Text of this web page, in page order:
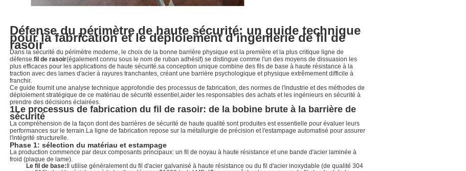
Défense du périmètre de haute sécurité: un guide technique
pour la fabrication et le déploiement d'ingénierie de fil de
rasoir
Dans la sécurité du périmètre moderne, le choix de la bonne barrière physique est la première et la plus critique ligne de
défense.fil de rasoir(également connu sous le nom de ruban adhésif) se distingue comme l'un des moyens de dissuasion les
plus efficaces pour les applications de haute sécurité.sa conception unique combine des fils de base à haute résistance à la
traction avec des lames d'acier à rayures tranchantes, créant une barrière psychologique et physique extrêmement difficile à
franchir.
Ce guide fournit une analyse technique approfondie des processus de fabrication, des normes de l'industrie et des méthodes de
déploiement stratégique de ce matériau de sécurité essentiel,aider les responsables des achats et les ingénieurs en sécurité à
prendre des décisions éclairées.
1Le processus de fabrication du fil de rasoir: de la bobine brute à la barrière de
sécurité
La compréhension de la façon dont des barrières de sécurité de haute qualité sont produites est essentielle pour évaluer leurs
performances sur le terrain.La ligne de fabrication repose sur la métallurgie de précision et l'estampage automatisé pour assurer
l'intégrité structurelle.
Phase 1: sélection du matériau et estampage
La production commence par deux composants principaux: un fil de noyau à haute résistance et une bande d'acier laminée à
froid (plaque de lame).
Le fil de base: Il utilise généralement du fil d'acier galvanisé à haute résistance ou du fil d'acier inoxydable (de qualité 304